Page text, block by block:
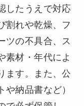
したうえで対応
割れや乾燥、フ
ツの不具合、ス
素材・年代によ
ます。また、公
納品書など）